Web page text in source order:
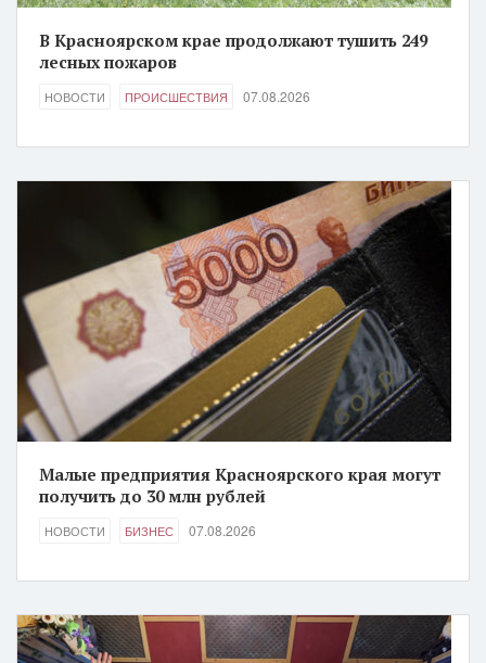
В Красноярском крае продолжают тушить 249
лесных пожаров
НОВОСТИ ПРОИСШЕСТВИЯ 07.08.2026
Малые предприятия Красноярского края могут
получить до 30 млн рублей
НОВОСТИ БИЗНЕС 07.08.2026